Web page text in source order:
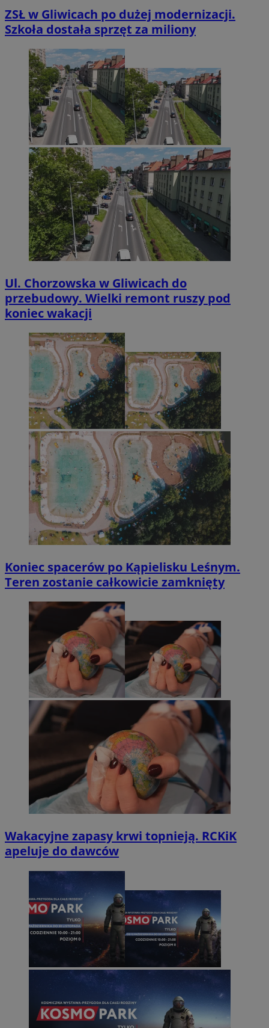
ZSŁ w Gliwicach po dużej modernizacji.
Szkoła dostała sprzęt za miliony
Ul. Chorzowska w Gliwicach do
przebudowy. Wielki remont ruszy pod
koniec wakacji
Koniec spacerów po Kąpielisku Leśnym.
Teren zostanie całkowicie zamknięty
Wakacyjne zapasy krwi topnieją. RCKiK
apeluje do dawców